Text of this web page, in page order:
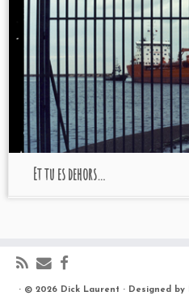
Et tu es dehors…
· © 2026 Dick Laurent · Designed by